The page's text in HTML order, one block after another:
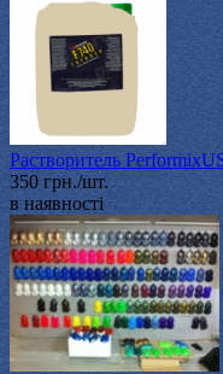
Растворитель
350 грн./шт.
в наявності